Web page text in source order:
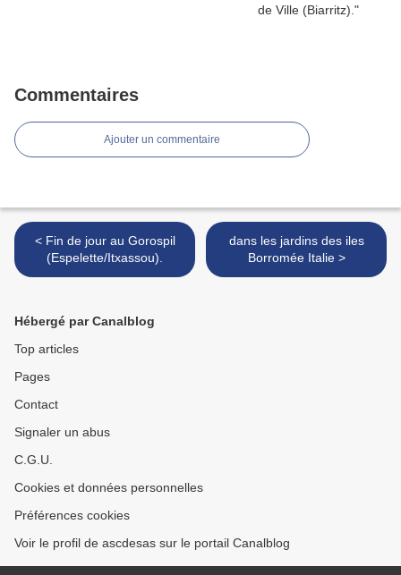
Commentaires
Ajouter un commentaire
< Fin de jour au Gorospil
(Espelette/Itxassou).
dans les jardins des iles
Borromée Italie >
Hébergé par Canalblog
Top articles
Pages
Contact
Signaler un abus
C.G.U.
Cookies et données personnelles
Préférences cookies
Voir le profil de ascdesas sur le portail Canalblog